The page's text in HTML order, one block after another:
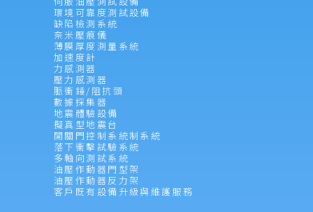
環境可靠度測試設備
缺陷檢測系統
奈米壓痕儀
薄膜厚度測量系統
加速度計
力感測器
壓力感測器
脈衝錘/阻抗頭
數據採集器
地震體驗設備
擬真型地震台
開關門控制系統制系統
落下衝擊試驗系統
多軸向測試系統
油壓作動器門型架
油壓作動器反力架
客戶既有設備升級與維護服務